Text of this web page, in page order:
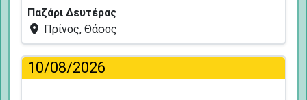
Παζάρι Δευτέρας
Πρίνος, Θάσος
10/08/2026